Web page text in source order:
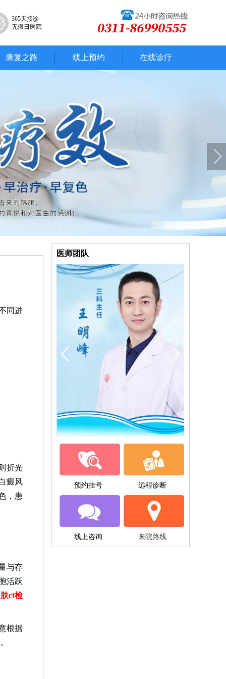
365天接诊
无假日医院
康复之路 线上预约 在线诊疗
同进
折光
癜风
，患
与存
活跃
ct检
根据
医师团队
预约挂号 远程诊断
线上咨询 来院路线